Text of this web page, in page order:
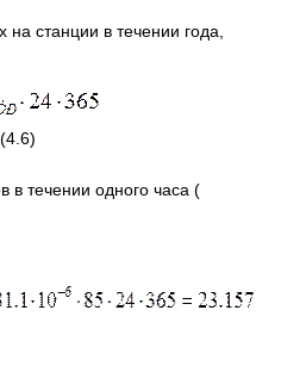
станции в течении года,
в течении одного часа (